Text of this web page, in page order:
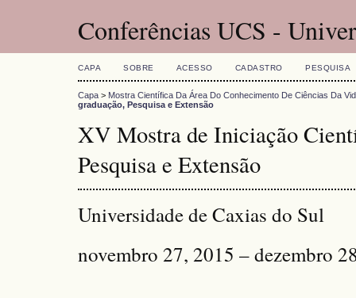
Conferências UCS -
CAPA SOBRE ACESSO CADASTRO PESQUISA
Capa > Mostra Científica Da Área Do Conhecimento De Ciências Da
graduação, Pesquisa e Extensão
XV Mostra de Iniciação
Pesquisa e Extensão
Universidade de Caxias do Sul
novembro 27, 2015 – dezembro